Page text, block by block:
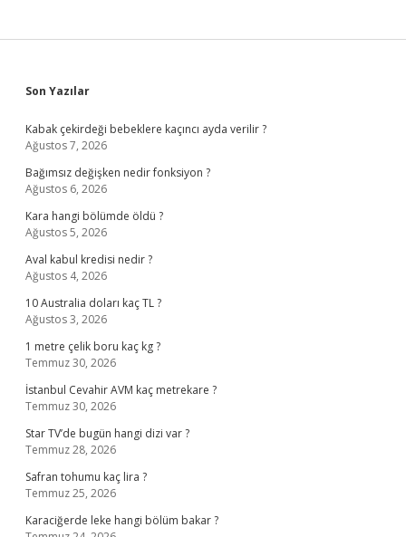
Sidebar
Son Yazılar
Kabak çekirdeği bebeklere kaçıncı ayda verilir ?
Ağustos 7, 2026
Bağımsız değişken nedir fonksiyon ?
Ağustos 6, 2026
Kara hangi bölümde öldü ?
Ağustos 5, 2026
Aval kabul kredisi nedir ?
Ağustos 4, 2026
10 Australia doları kaç TL ?
Ağustos 3, 2026
1 metre çelik boru kaç kg ?
Temmuz 30, 2026
İstanbul Cevahir AVM kaç metrekare ?
Temmuz 30, 2026
Star TV’de bugün hangi dizi var ?
Temmuz 28, 2026
Safran tohumu kaç lira ?
Temmuz 25, 2026
Karaciğerde leke hangi bölüm bakar ?